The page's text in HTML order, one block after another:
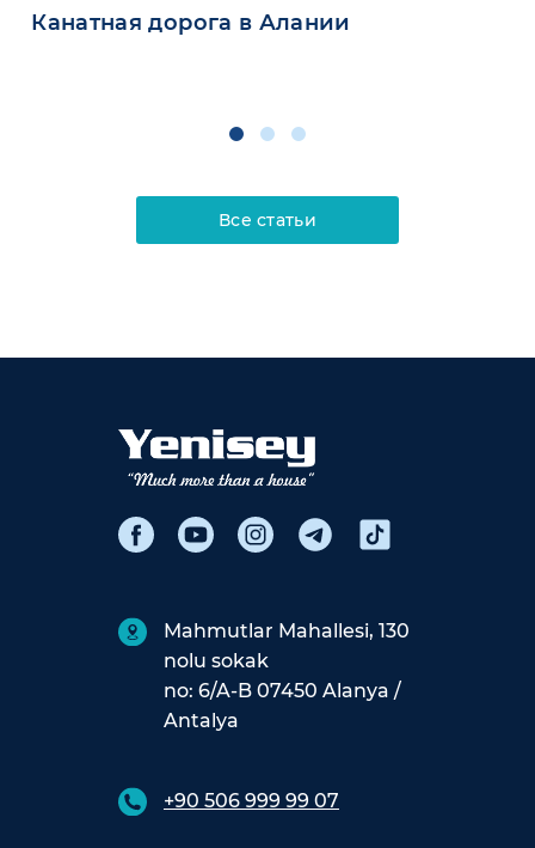
Канатная дорога в Алании
Все статьи
Mahmutlar Mahallesi, 130
nolu sokak
no: 6/A-B 07450 Alanya /
Antalya
+90 506 999 99 07